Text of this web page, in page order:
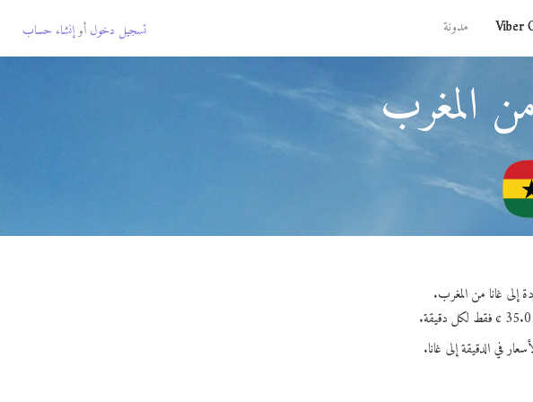
Viber مدونة تسجيل دخول أوإنشاء حساب
المغرب
في الدقيقة إلى غانا.